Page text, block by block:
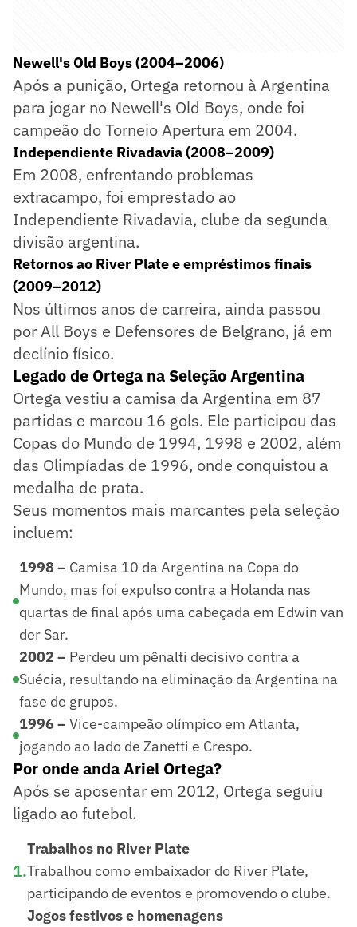
Newell's Old Boys (2004–2006)
Após a punição, Ortega retornou à Argentina
para jogar no Newell's Old Boys, onde foi
campeão do Torneio Apertura em 2004.
Independiente Rivadavia (2008–2009)
Em 2008, enfrentando problemas
extracampo, foi emprestado ao
Independiente Rivadavia, clube da segunda
divisão argentina.
Retornos ao River Plate e empréstimos finais
(2009–2012)
Nos últimos anos de carreira, ainda passou
por All Boys e Defensores de Belgrano, já em
declínio físico.
Legado de Ortega na Seleção Argentina
Ortega vestiu a camisa da Argentina em 87
partidas e marcou 16 gols. Ele participou das
Copas do Mundo de 1994, 1998 e 2002, além
das Olimpíadas de 1996, onde conquistou a
medalha de prata.
Seus momentos mais marcantes pela seleção
incluem:
1998 – Camisa 10 da Argentina na Copa do
Mundo, mas foi expulso contra a Holanda nas
quartas de final após uma cabeçada em Edwin van
der Sar.
2002 – Perdeu um pênalti decisivo contra a
Suécia, resultando na eliminação da Argentina na
fase de grupos.
1996 – Vice-campeão olímpico em Atlanta,
jogando ao lado de Zanetti e Crespo.
Por onde anda Ariel Ortega?
Após se aposentar em 2012, Ortega seguiu
ligado ao futebol.
1.
Trabalhos no River Plate
Trabalhou como embaixador do River Plate,
participando de eventos e promovendo o clube.
Jogos festivos e homenagens